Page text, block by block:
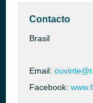
Contacto
Brasil
Email:
Facebook: